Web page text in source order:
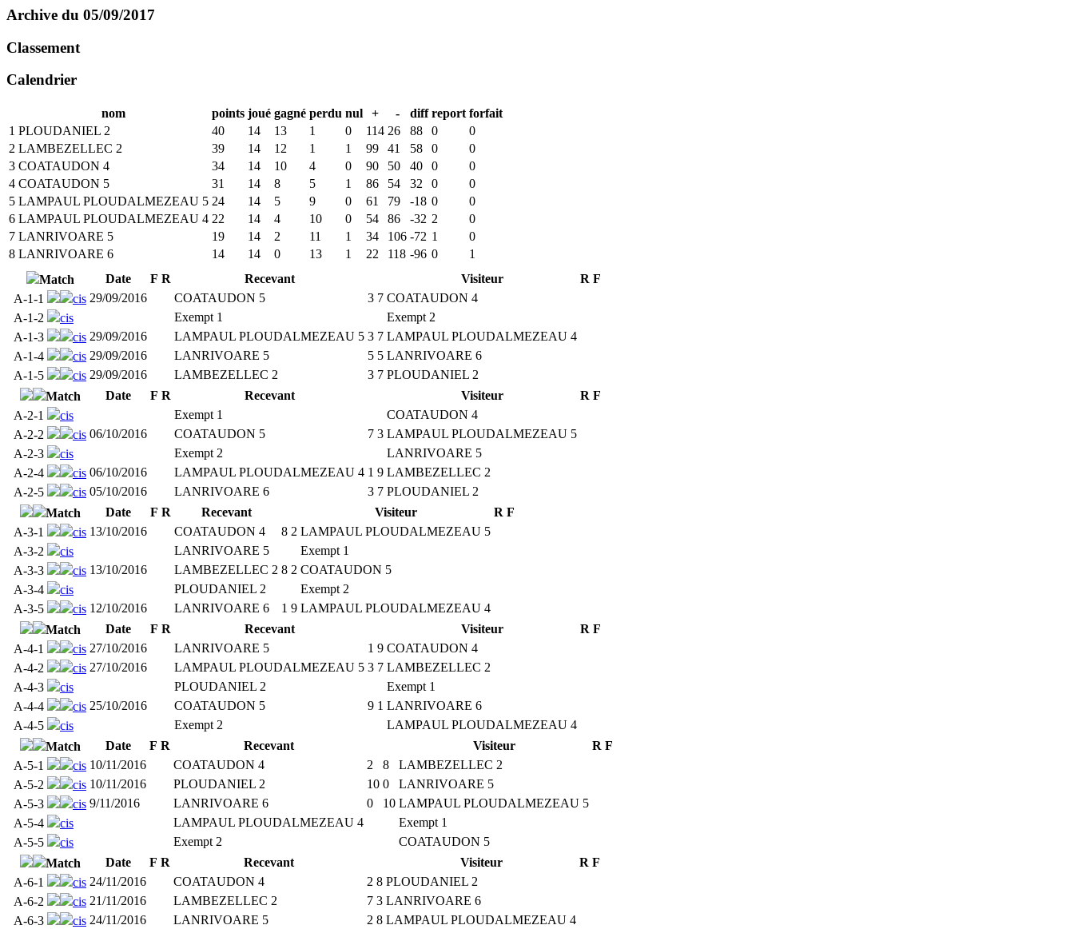
Archive du 05/09/2017
Classement
Calendrier
nom points joué gagné perdu nul + - diff report forfait
1 PLOUDANIEL 2 40 14 13 1 0 114 26 88 0
0
2 LAMBEZELLEC 2 39 14 12 1 1 99 41 58 0
0
3 COATAUDON 4 34 14 10 4 0 90 50 40 0
0
4 COATAUDON 5 31 14 8 5 1 86 54 32 0
0
5 LAMPAUL PLOUDALMEZEAU 5 24 14 5 9 0 61 79 -18 0
0
6 LAMPAUL PLOUDALMEZEAU 4 22 14 4 10 0 54 86 -32 2
0
7 LANRIVOARE 5 19 14 2 11 1 34 106 -72 1
0
8 LANRIVOARE 6 14 14 0 13 1 22 118 -96 0
1
Match
Date F R Recevant Visiteur R F
A-1-1
cis 29/09/2016 COATAUDON 5 3 7 COATAUDON 4
A-1-2
cis Exempt 1
Exempt 2
A-1-3
cis 29/09/2016 LAMPAUL PLOUDALMEZEAU 5 3 7 LAMPAUL PLOUDALMEZEAU 4
A-1-4
cis 29/09/2016 LANRIVOARE 5 5 5 LANRIVOARE 6
A-1-5
cis 29/09/2016 LAMBEZELLEC 2 3 7 PLOUDANIEL 2
Match
Date F R Recevant Visiteur R F
A-2-1
cis Exempt 1
COATAUDON 4
A-2-2
cis 06/10/2016 COATAUDON 5 7 3 LAMPAUL PLOUDALMEZEAU 5
A-2-3
cis Exempt 2
LANRIVOARE 5
A-2-4
cis 06/10/2016 LAMPAUL PLOUDALMEZEAU 4 1 9 LAMBEZELLEC 2
A-2-5
cis 05/10/2016 LANRIVOARE 6 3 7 PLOUDANIEL 2
Match
Date F R Recevant Visiteur R F
A-3-1
cis 13/10/2016 COATAUDON 4 8 2 LAMPAUL PLOUDALMEZEAU 5
A-3-2
cis LANRIVOARE 5
Exempt 1
A-3-3
cis 13/10/2016 LAMBEZELLEC 2 8 2 COATAUDON 5
A-3-4
cis PLOUDANIEL 2
Exempt 2
A-3-5
cis 12/10/2016 LANRIVOARE 6 1 9 LAMPAUL PLOUDALMEZEAU 4
Match
Date F R Recevant Visiteur R F
A-4-1
cis 27/10/2016 LANRIVOARE 5 1 9 COATAUDON 4
A-4-2
cis 27/10/2016 LAMPAUL PLOUDALMEZEAU 5 3 7 LAMBEZELLEC 2
A-4-3
cis PLOUDANIEL 2
Exempt 1
A-4-4
cis 25/10/2016 COATAUDON 5 9 1 LANRIVOARE 6
A-4-5
cis Exempt 2
LAMPAUL PLOUDALMEZEAU 4
Match
Date F R Recevant Visiteur R F
A-5-1
cis 10/11/2016 COATAUDON 4 2 8
LAMBEZELLEC 2
A-5-2
cis 10/11/2016 PLOUDANIEL 2 10 0
LANRIVOARE 5
A-5-3
cis 9/11/2016 LANRIVOARE 6 0 10 LAMPAUL PLOUDALMEZEAU 5
A-5-4
cis LAMPAUL PLOUDALMEZEAU 4
Exempt 1
A-5-5
cis Exempt 2
COATAUDON 5
Match
Date F R Recevant Visiteur R F
A-6-1
cis 24/11/2016 COATAUDON 4 2 8 PLOUDANIEL 2
A-6-2
cis 21/11/2016 LAMBEZELLEC 2 7 3 LANRIVOARE 6
A-6-3
cis 24/11/2016 LANRIVOARE 5 2 8 LAMPAUL PLOUDALMEZEAU 4